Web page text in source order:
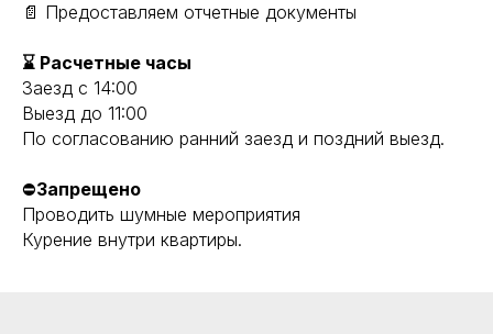
📄 Предоставляем отчетные документы
⌛ Расчетные часы
Заезд с 14:00
Выезд до 11:00
По согласованию ранний заезд и поздний выезд.
⛔Запрещено
Проводить шумные мероприятия
Курение внутри квартиры.